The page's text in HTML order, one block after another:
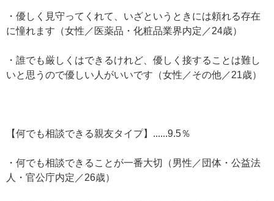
・優しく見守ってくれて、いざというときには頼れる存在
に憧れます（女性／医薬品・化粧品業界内定／24歳）
・誰でも厳しくはできるけれど、優しく接することは難し
いと思うので優しい人がいいです（女性／その他／21歳）
【何でも相談できる親友タイプ】......9.5％
・何でも相談できることが一番大切（男性／団体・公益法
人・官公庁内定／26歳）